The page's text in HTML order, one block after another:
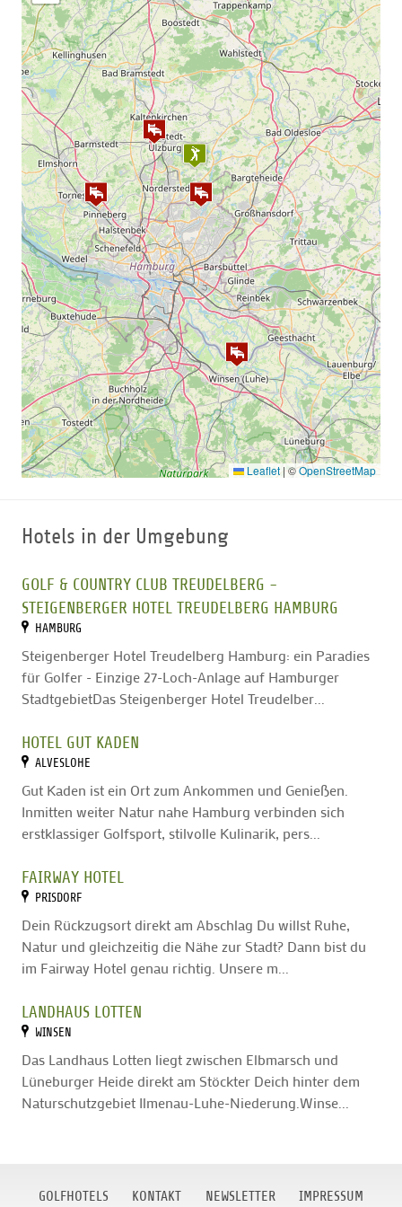
Verleih:
Trolley, Schläger, Golfcart
Leaflet | ©OpenStreetMap
Hotels in der Umgebung
GOLF & COUNTRY CLUB TREUDELBERG -
STEIGENBERGER HOTEL TREUDELBERG HAMBURG
HAMBURG
Steigenberger Hotel Treudelberg Hamburg: ein Paradies
für Golfer - Einzige 27-Loch-Anlage auf Hamburger
StadtgebietDas Steigenberger Hotel Treudelber...
HOTEL GUT KADEN
ALVESLOHE
Gut Kaden ist ein Ort zum Ankommen und Genießen.
Inmitten weiter Natur nahe Hamburg verbinden sich
erstklassiger Golfsport, stilvolle Kulinarik, pers...
FAIRWAY HOTEL
PRISDORF
Dein Rückzugsort direkt am Abschlag Du willst Ruhe,
Natur und gleichzeitig die Nähe zur Stadt? Dann bist du
im Fairway Hotel genau richtig. Unsere m...
LANDHAUS LOTTEN
WINSEN
Das Landhaus Lotten liegt zwischen Elbmarsch und
Lüneburger Heide direkt am Stöckter Deich hinter dem
Naturschutzgebiet Ilmenau-Luhe-Niederung.Winse...
GOLFHOTELS KONTAKT NEWSLETTER IMPRESSUM